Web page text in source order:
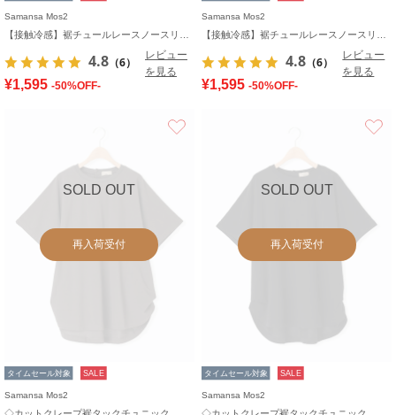
Samansa Mos2
4.8 （6）
レビュー
を見る
¥1,595 -50%OFF-
Samansa Mos2
4.8 （6）
レビュー
を見る
¥1,595 -50%OFF-
SOLD OUT
再入荷受付
タイムセール対象 SALE
Samansa Mos2
SOLD OUT
再入荷受付
タイムセール対象 SALE
Samansa Mos2